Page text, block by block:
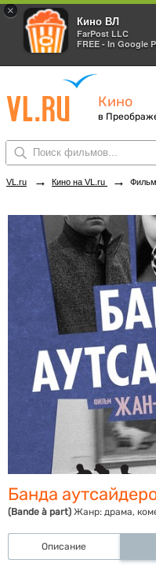
×
Кино ВЛ
FarPost LLC
FREE - In Google
Кино
в
VL.ru → Кино на VL.ru → Фильм
Банда
(Bande à part) Жанр: драма,
Описание